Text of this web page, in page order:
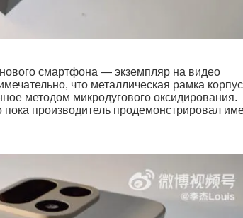
смартфона — экземпляр на видео
что металлическая рамка
методом микродугового оксидирования.
производитель продемонстрировал